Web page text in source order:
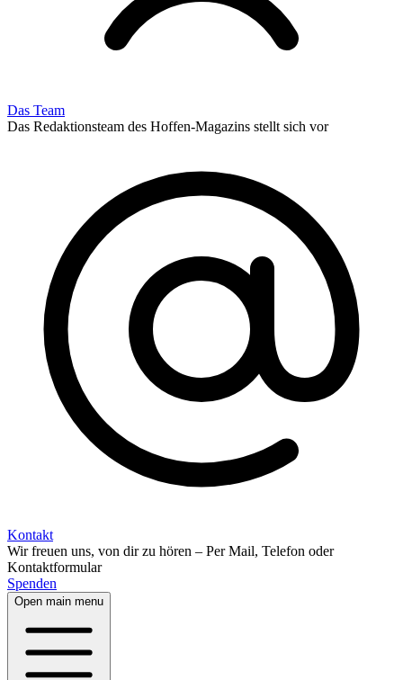
Das Team
Das Redaktionsteam des Hoffen-Magazins stellt sich vor
Kontakt
Wir freuen uns, von dir zu hören – Per Mail, Telefon oder
Kontaktformular
Spenden
Open main menu